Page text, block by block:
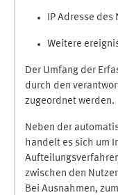
IP Adresse des
Weitere
Der Umfang der
durch den
zugeordnet werden.
Neben der
handelt es sich um
zwischen den
Bei Ausnahmen,